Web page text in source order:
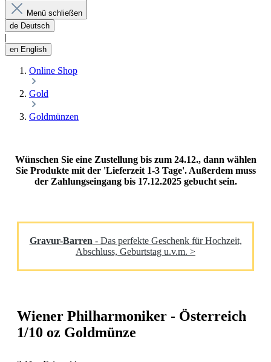
Menü schließen
de Deutsch
en English
Online Shop
Gold
Goldmünzen
Wünschen Sie eine Zustellung bis zum 24.12., dann wählen
Sie Produkte mit der 'Lieferzeit 1-3 Tage'. Außerdem muss
der Zahlungseingang bis 17.12.2025 gebucht sein.
Gravur-Barren - Das perfekte Geschenk für Hochzeit,
Abschluss, Geburtstag u.v.m. >
Wiener Philharmoniker - Österreich
1/10 oz Goldmünze